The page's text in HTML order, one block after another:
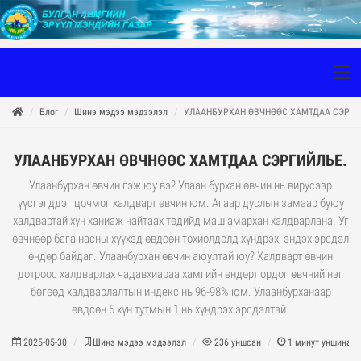
Блог Шинэ мэдээ мэдээлэл УЛААНБУРХАН ӨВЧНӨӨС ХАМТДАА
УЛААНБУРХАН ӨВЧНӨӨС ХАМТДАА СЭРГИЙЛЬЕ.
Улаанбурхан өвчин гэж юу вэ? Улаан бурхан өвчин нь вирусээр
үүсгэгддэг цочмог халдварт өвчин юм. Агаар дуслын замаар буюу
халдвартай хүн ханиаж найтаах төдийд маш амархан халдварлана. Уг
өвчнөөр бага насны хүүхэд өвдсөн тохиолдолд хүндрэх, эндэх эрсдэл
өндөр байдаг. Улаанбурхан өвчин аюултай юу? Халдварт өвчин
дотроос халдварлах чадавхиараа хамгийн өндөрт ордог өвчний нэг
бөгөөд халдварлалтын индекс нь 96-98% юм. Улаанбурханаар
өвдсөн 5 хүн тутмын 1 нь хүндрэх эрсдэлтэй.
2025-05-30 Шинэ мэдээ мэдээлэл 236 уншсан 1 минут уншина